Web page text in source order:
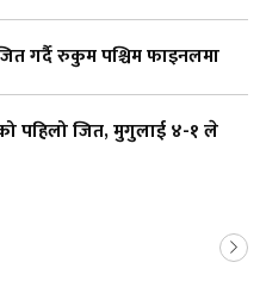
गर्दै रुकुम पश्चिम फाइनलमा
पहिलो जित, मुगुलाई ४-१ ले